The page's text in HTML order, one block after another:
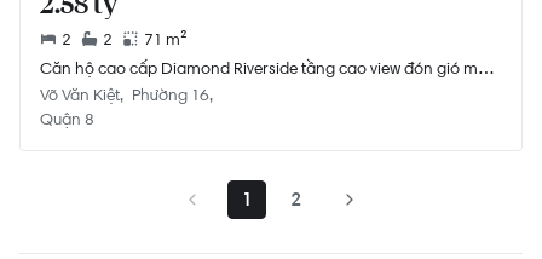
2.58 tỷ
2 2
71 m²
Căn hộ cao cấp Diamond Riverside tầng cao view đón gió mát
mẻ.
Võ Văn Kiệt
Phường 16
Quận 8
1 2